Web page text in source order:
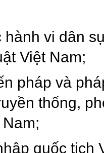
hành vi dân
Việt Nam;
pháp và
thống,
quốc tịch